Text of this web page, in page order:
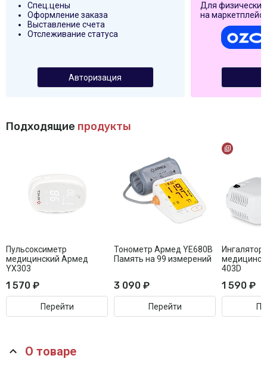
Спец.цены
Оформление заказа
Выставление счета
Отслеживание статуса
Авторизация
Для
на
Подходящие продукты
Пульсоксиметр
медицинский Армед
YX303
1 570 ₽
Перейти
Тонометр Армед YE680B
Память на 99 измерений
3 090 ₽
Перейти
403D
1 590 ₽
О товаре